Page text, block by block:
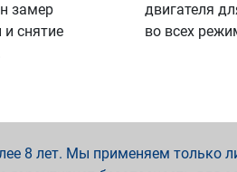
замер
снятие
двигателя
во всех
8 лет. Мы применяем только